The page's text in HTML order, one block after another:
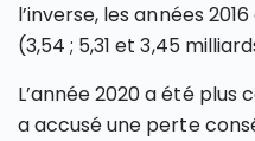
l’inverse, les années
(3,54 ; 5,31 et 3,45
L’année 2020 a été plus
a accusé une perte